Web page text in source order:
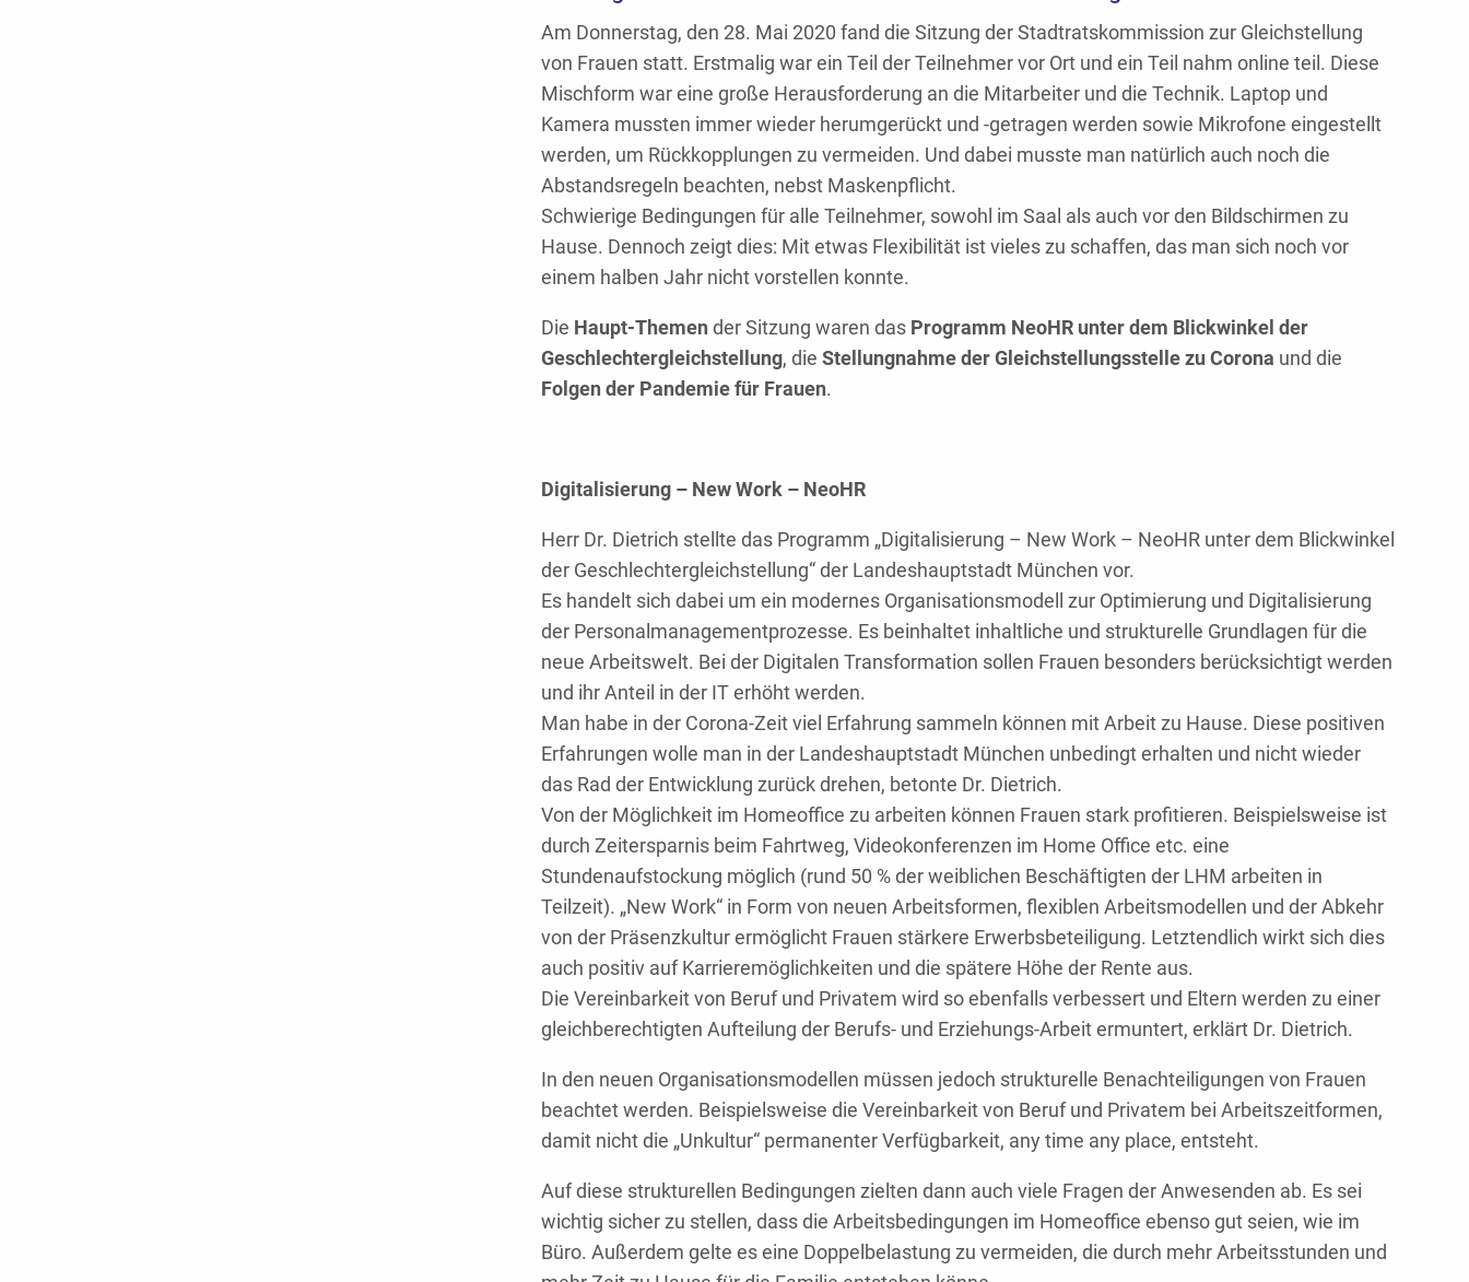
Am Donnerstag, den 28. Mai 2020 fand die Sitzung der Stadtratskommission zur Gleichstellung
von Frauen statt. Erstmalig war ein Teil der Teilnehmer vor Ort und ein Teil nahm online teil. Diese
Mischform war eine große Herausforderung an die Mitarbeiter und die Technik. Laptop und
Kamera mussten immer wieder herumgerückt und -getragen werden sowie Mikrofone eingestellt
werden, um Rückkopplungen zu vermeiden. Und dabei musste man natürlich auch noch die
Abstandsregeln beachten, nebst Maskenpflicht.
Schwierige Bedingungen für alle Teilnehmer, sowohl im Saal als auch vor den Bildschirmen zu
Hause. Dennoch zeigt dies: Mit etwas Flexibilität ist vieles zu schaffen, das man sich noch vor
einem halben Jahr nicht vorstellen konnte.
Die Haupt-Themen der Sitzung waren das Programm NeoHR unter dem Blickwinkel der
Geschlechtergleichstellung, die Stellungnahme der Gleichstellungsstelle zu Corona und die
Folgen der Pandemie für Frauen.
Digitalisierung – New Work – NeoHR
Herr Dr. Dietrich stellte das Programm „Digitalisierung – New Work – NeoHR unter dem Blickwinkel
der Geschlechtergleichstellung“ der Landeshauptstadt München vor.
Es handelt sich dabei um ein modernes Organisationsmodell zur Optimierung und Digitalisierung
der Personalmanagementprozesse. Es beinhaltet inhaltliche und strukturelle Grundlagen für die
neue Arbeitswelt. Bei der Digitalen Transformation sollen Frauen besonders berücksichtigt werden
und ihr Anteil in der IT erhöht werden.
Man habe in der Corona-Zeit viel Erfahrung sammeln können mit Arbeit zu Hause. Diese positiven
Erfahrungen wolle man in der Landeshauptstadt München unbedingt erhalten und nicht wieder
das Rad der Entwicklung zurück drehen, betonte Dr. Dietrich.
Von der Möglichkeit im Homeoffice zu arbeiten können Frauen stark profitieren. Beispielsweise ist
durch Zeitersparnis beim Fahrtweg, Videokonferenzen im Home Office etc. eine
Stundenaufstockung möglich (rund 50 % der weiblichen Beschäftigten der LHM arbeiten in
Teilzeit). „New Work“ in Form von neuen Arbeitsformen, flexiblen Arbeitsmodellen und der Abkehr
von der Präsenzkultur ermöglicht Frauen stärkere Erwerbsbeteiligung. Letztendlich wirkt sich dies
auch positiv auf Karrieremöglichkeiten und die spätere Höhe der Rente aus.
Die Vereinbarkeit von Beruf und Privatem wird so ebenfalls verbessert und Eltern werden zu einer
gleichberechtigten Aufteilung der Berufs- und Erziehungs-Arbeit ermuntert, erklärt Dr. Dietrich.
In den neuen Organisationsmodellen müssen jedoch strukturelle Benachteiligungen von Frauen
beachtet werden. Beispielsweise die Vereinbarkeit von Beruf und Privatem bei Arbeitszeitformen,
damit nicht die „Unkultur“ permanenter Verfügbarkeit, any time any place, entsteht.
Auf diese strukturellen Bedingungen zielten dann auch viele Fragen der Anwesenden ab. Es sei
wichtig sicher zu stellen, dass die Arbeitsbedingungen im Homeoffice ebenso gut seien, wie im
Büro. Außerdem gelte es eine Doppelbelastung zu vermeiden, die durch mehr Arbeitsstunden und